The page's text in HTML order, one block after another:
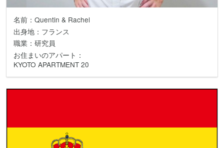
名前：Quentin & Rachel
出身地：フランス
職業：研究員
お住まいのアパート：
KYOTO APARTMENT 20